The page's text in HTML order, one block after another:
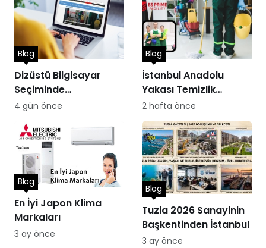
Dizüstü Bilgisayar
Seçiminde
Performans
Blog
4 gün önce
İstanbul Anadolu
Yakası Temizlik
Hizmetleri
Blog
2 hafta önce
En İyi Japon Klima
Markaları
Blog
3 ay önce
Tuzla 2026 Sanayinin
Başkentinden İstanbul
Blog
3 ay önce